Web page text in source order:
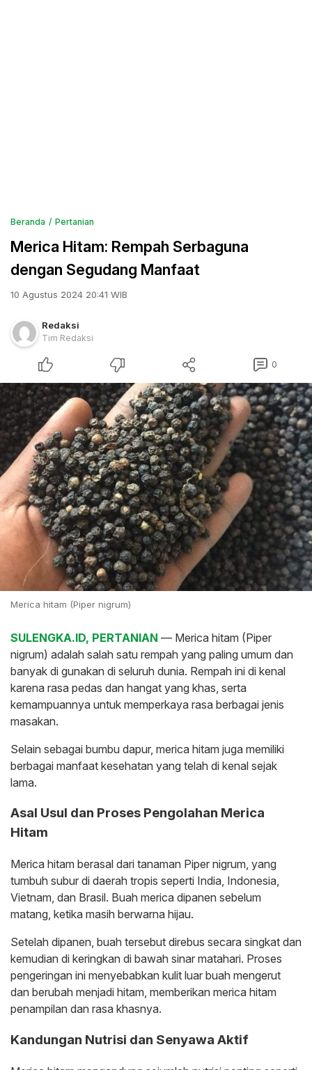
Beranda Pertanian
Merica Hitam: Rempah Serbaguna
dengan Segudang Manfaat
10 Agustus 2024 20:41 WIB
Redaksi
Tim Redaksi
0
Merica hitam (Piper nigrum)
SULENGKA.ID, PERTANIAN — Merica hitam (Piper
nigrum) adalah salah satu rempah yang paling umum dan
banyak di gunakan di seluruh dunia. Rempah ini di kenal
karena rasa pedas dan hangat yang khas, serta
kemampuannya untuk memperkaya rasa berbagai jenis
masakan.
Selain sebagai bumbu dapur, merica hitam juga memiliki
berbagai manfaat kesehatan yang telah di kenal sejak
lama.
Asal Usul dan Proses Pengolahan Merica
Hitam
Merica hitam berasal dari tanaman Piper nigrum, yang
tumbuh subur di daerah tropis seperti India, Indonesia,
Vietnam, dan Brasil. Buah merica dipanen sebelum
matang, ketika masih berwarna hijau.
Setelah dipanen, buah tersebut direbus secara singkat dan
kemudian di keringkan di bawah sinar matahari. Proses
pengeringan ini menyebabkan kulit luar buah mengerut
dan berubah menjadi hitam, memberikan merica hitam
penampilan dan rasa khasnya.
Kandungan Nutrisi dan Senyawa Aktif